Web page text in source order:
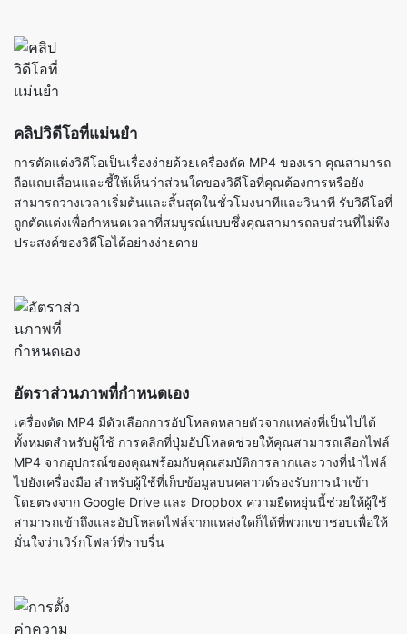
คลิปวิดีโอที่แม่นยำ
การตัดแต่งวิดีโอเป็นเรื่องง่ายด้วยเครื่องตัด MP4 ของเรา คุณสามารถ
สามารถวางเวลาเริ่มต้นและสิ้นสุดในชั่วโมงนาทีและวินาที รับวิดีโอที่
ถูกตัดแต่งเพื่อกำหนดเวลาที่สมบูรณ์แบบซึ่งคุณสามารถลบส่วนที่ไม่พึง
ประสงค์ของวิดีโอได้อย่างง่ายดาย
อัตราส่วนภาพที่กำหนดเอง
เครื่องตัด MP4 มีตัวเลือกการอัปโหลดหลายตัวจากแหล่งที่เป็นไปได้
MP4 จากอุปกรณ์ของคุณพร้อมกับคุณสมบัติการลากและวางที่นำไฟล์
ไปยังเครื่องมือ สำหรับผู้ใช้ที่เก็บข้อมูลบนคลาวด์รองรับการนำเข้า
โดยตรงจาก Google Drive และ Dropbox ความยืดหยุ่นนี้ช่วยให้ผู้ใช้
สามารถเข้าถึงและอัปโหลดไฟล์จากแหล่งใดก็ได้ที่พวกเขาชอบเพื่อให้
มั่นใจว่าเวิร์กโฟลว์ที่ราบรื่น
การตั้งค่าความละเอียด